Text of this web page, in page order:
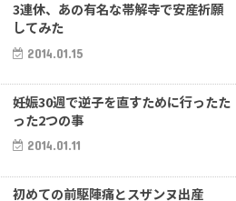
3連休、あの有名な帯解寺で安産祈願
してみた
2014.01.15
妊娠30週で逆子を直すために行ったた
った2つの事
2014.01.11
初めての前駆陣痛とスザンヌ出産